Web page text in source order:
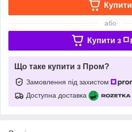
Купити
або
Купити з
Що таке купити з Пром?
Замовлення під захистом
Доступна доставка